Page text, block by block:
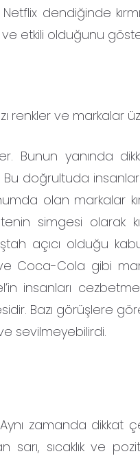
dendiğinde
etkili olduğunu
renkler ve markalar
Bunun yanında
doğrultuda
olan markalar
simgesi olarak
iştah açıcı olduğu
Coca-Cola gibi
insanları
Bazı görüşlere
sevilmeyebilirdi.
zamanda dikkat
sarı, sıcaklık ve